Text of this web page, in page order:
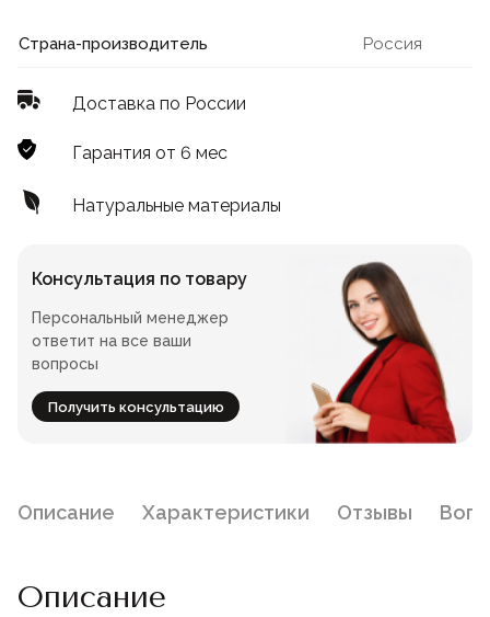
Страна-производитель Россия
Доставка по России
Гарантия от 6 мес
Натуральные материалы
Консультация по товару
Персональный менеджер
ответит на все ваши
вопросы
Получить консультацию
Описание Характеристики Отзывы
Описание
Лофт
Квадратные
Для гостиниц
Для летнего кафе
Лофт